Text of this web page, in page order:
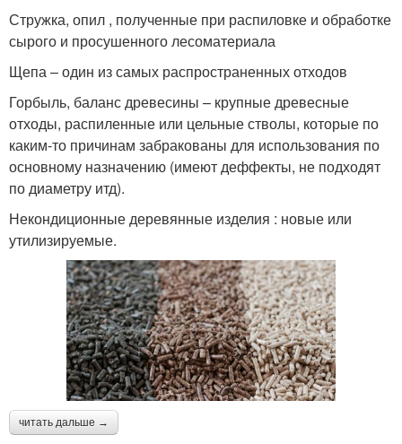
Стружка, опил , полученные при распиловке и обработке
сырого и просушенного лесоматериала
Щепа – один из самых распространенных отходов
Горбыль, баланс древесины – крупные древесные
отходы, распиленные или цельные стволы, которые по
каким-то причинам забракованы для использования по
основному назначению (имеют деффекты, не подходят
по диаметру итд).
Некондиционные деревянные изделия : новые или
утилизируемые.
читать дальше →